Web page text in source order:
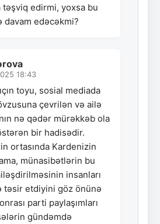
təşviq edirmi, yoxsa bu
davam edəcəkmi?
18:43
toyu, sosial mediada
çevrilən və ailə
nə qədər mürəkkəb ola
bir hadisədir.
ortasında Kardenizin
münasibətlərin bu
insanları
təsir etdiyini göz önünə
parti paylaşımları
gündəmdə